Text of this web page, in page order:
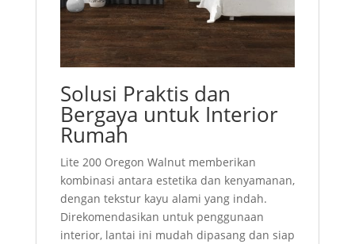
Solusi Praktis dan
Bergaya untuk Interior
Rumah
Lite 200 Oregon Walnut memberikan
kombinasi antara estetika dan kenyamanan,
dengan tekstur kayu alami yang indah.
Direkomendasikan untuk penggunaan
interior, lantai ini mudah dipasang dan siap